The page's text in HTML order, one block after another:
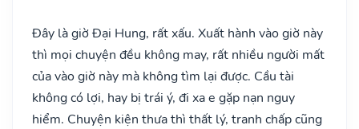
Đây là giờ Đại Hung, rất xấu. Xuất hành vào giờ này
thì mọi chuyện đều không may, rất nhiều người mất
của vào giờ này mà không tìm lại được. Cầu tài
không có lợi, hay bị trái ý, đi xa e gặp nạn nguy
hiểm. Chuyện kiện thưa thì thất lý, tranh chấp cũng